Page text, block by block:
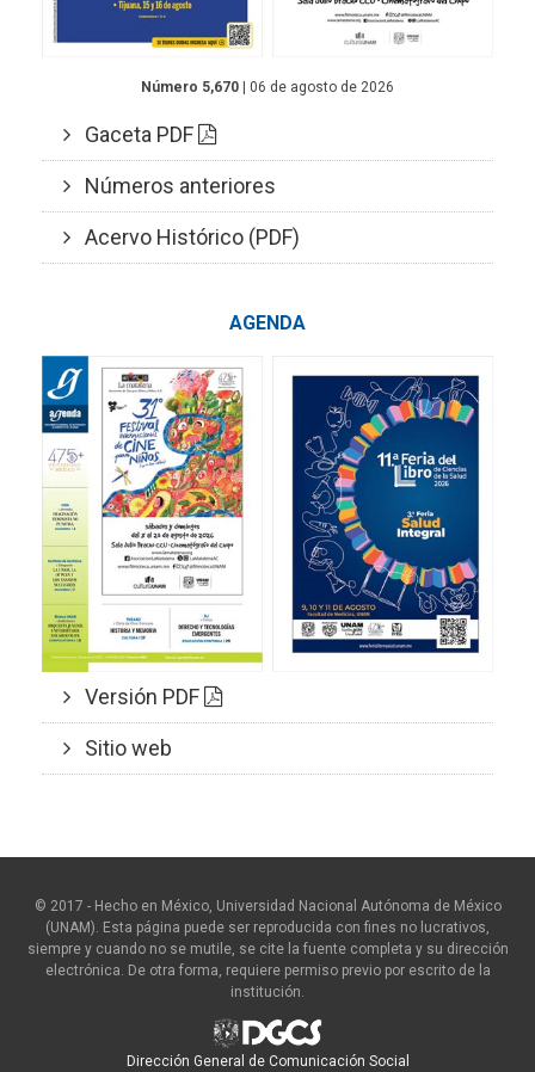
Número 5,670 | 06 de agosto de 2026
Gaceta PDF
Números anteriores
Acervo Histórico (PDF)
AGENDA
Versión PDF
Sitio web
© 2017 - Hecho en México, Universidad Nacional Autónoma de México
(UNAM). Esta página puede ser reproducida con fines no lucrativos,
siempre y cuando no se mutile, se cite la fuente completa y su dirección
electrónica. De otra forma, requiere permiso previo por escrito de la
institución.
Dirección General de Comunicación Social